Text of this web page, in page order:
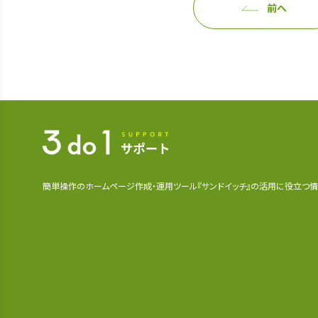
前へ
簡単操作のホームページ作成・運用ツール『サンドイッチ』の活用に役立つ